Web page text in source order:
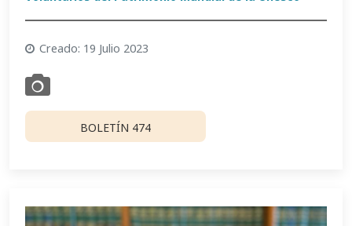
Creado: 19 Julio 2023
BOLETÍN 474